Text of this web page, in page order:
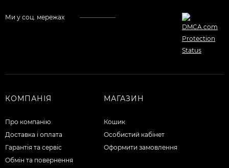
Ми у соц. мережах
КОМПАНІЯ
Про компанію
Доставка і оплата
Гарантія та сервіс
Обмін та повернення
МАГАЗИН
Кошик
Особистий кабінет
Оформити замовлення